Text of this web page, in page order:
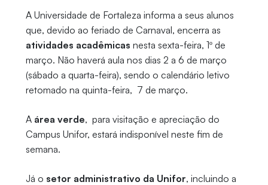
A Universidade de Fortaleza informa a seus alunos
que, devido ao feriado de Carnaval, encerra as
atividades acadêmicas nesta sexta-feira, 1º de
março. Não haverá aula nos dias 2 a 6 de março
(sábado a quarta-feira), sendo o calendário letivo
retomado na quinta-feira, 7 de março.
A área verde, para visitação e apreciação do
Campus Unifor, estará indisponível neste fim de
semana.
Já o setor administrativo da Unifor, incluindo a